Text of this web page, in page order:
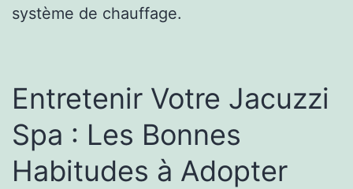
système de chauffage.
Entretenir Votre Jacuzzi
Spa : Les Bonnes
Habitudes à Adopter